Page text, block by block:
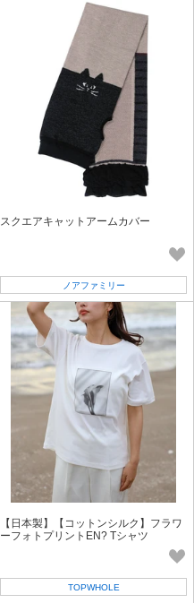
スクエアキャットアームカバー
ノアファミリー
【日本製】【コットンシルク】フラワ
ーフォトプリントEN? Tシャツ
TOPWHOLE